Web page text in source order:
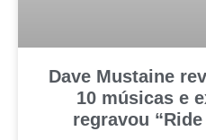
Dave Mustaine
10 músicas e
regravou